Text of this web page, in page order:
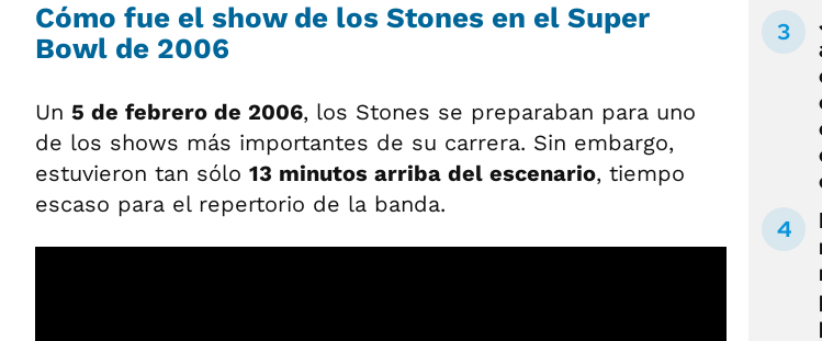
Cómo fue el show de los Stones en el Super
Bowl de 2006
Un 5 de febrero de 2006, los Stones se preparaban para uno
de los shows más importantes de su carrera. Sin embargo,
estuvieron tan sólo 13 minutos arriba del escenario, tiempo
escaso para el repertorio de la banda.